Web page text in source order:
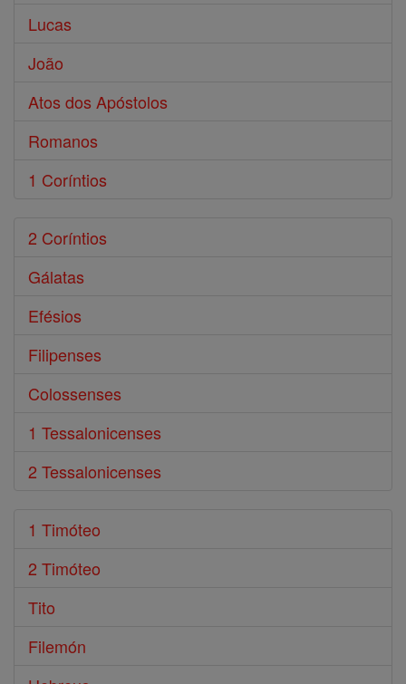
Lucas
João
Atos dos Apóstolos
Romanos
1 Coríntios
2 Coríntios
Gálatas
Efésios
Filipenses
Colossenses
1 Tessalonicenses
2 Tessalonicenses
1 Timóteo
2 Timóteo
Tito
Filemón